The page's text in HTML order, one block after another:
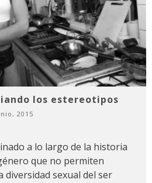
los estereotipos
2015
a lo largo de la historia
que no permiten
sexual del ser